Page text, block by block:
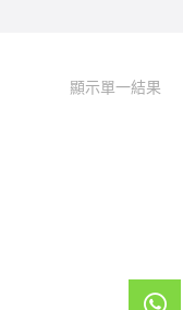
顯示單一結果